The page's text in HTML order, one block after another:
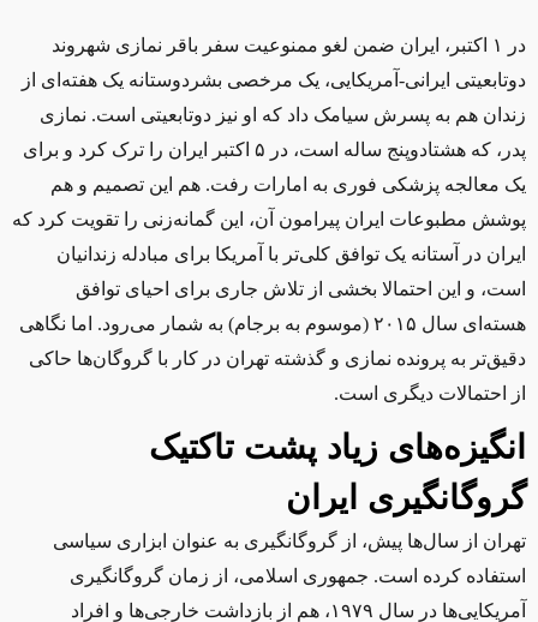
در ۱ اکتبر، ایران ضمن لغو ممنوعیت سفر باقر نمازی شهروند
دوتابعیتی ایرانی-آمریکایی، یک مرخصی بشردوستانه یک هفته‌ای از
زندان هم به پسرش سیامک داد که او نیز دوتابعیتی است. نمازی
پدر، که هشتادوپنج ساله است، در ۵ اکتبر ایران را ترک کرد و برای
یک معالجه پزشکی فوری به امارات رفت. هم این تصمیم و هم
پوشش مطبوعات ایران پیرامون آن، این گمانه‌زنی را تقویت کرد که
ایران در آستانه یک توافق کلی‌تر با آمریکا برای مبادله زندانیان
است، و این احتمالا بخشی از تلاش جاری برای احیای توافق
هسته‌ای سال ۲۰۱۵ (موسوم به برجام) به شمار می‌رود. اما نگاهی
دقیق‌تر به پرونده نمازی و گذشته تهران در کار با گروگان‌ها حاکی
از احتمالات دیگری است.
انگیزه‌های زیاد پشت تاکتیک
گروگانگیری ایران
تهران از سال‌ها پیش، از گروگانگیری به عنوان ابزاری سیاسی
استفاده کرده است. جمهوری اسلامی، از زمان گروگانگیری
آمریکایی‌ها در سال ۱۹۷۹، هم از بازداشت خارجی‌ها و افراد